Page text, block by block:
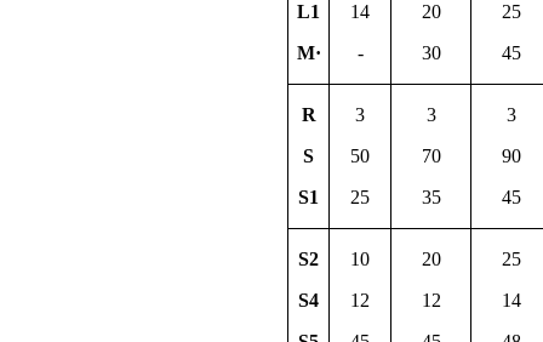
L1
M·
14
-
20
30
25
45
R
S
S1
3
50
25
3
70
35
3
90
45
S2
S4
10
12
20
12
25
14